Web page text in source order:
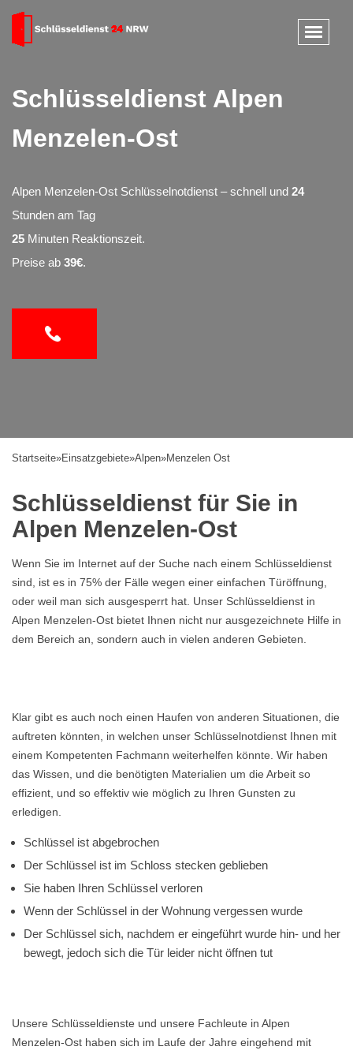
Schlüsseldienst Alpen
Menzelen-Ost
Alpen Menzelen-Ost Schlüsselnotdienst – schnell und 24
Stunden am Tag
25 Minuten Reaktionszeit.
Preise ab 39€.
Startseite»Einsatzgebiete»Alpen»Menzelen Ost
Schlüsseldienst für Sie in
Alpen Menzelen-Ost
Wenn Sie im Internet auf der Suche nach einem Schlüsseldienst
sind, ist es in 75% der Fälle wegen einer einfachen Türöffnung,
oder weil man sich ausgesperrt hat. Unser Schlüsseldienst in
Alpen Menzelen-Ost bietet Ihnen nicht nur ausgezeichnete Hilfe in
dem Bereich an, sondern auch in vielen anderen Gebieten.
Klar gibt es auch noch einen Haufen von anderen Situationen, die
auftreten könnten, in welchen unser Schlüsselnotdienst Ihnen mit
einem Kompetenten Fachmann weiterhelfen könnte. Wir haben
das Wissen, und die benötigten Materialien um die Arbeit so
effizient, und so effektiv wie möglich zu Ihren Gunsten zu
erledigen.
Schlüssel ist abgebrochen
Der Schlüssel ist im Schloss stecken geblieben
Sie haben Ihren Schlüssel verloren
Wenn der Schlüssel in der Wohnung vergessen wurde
Der Schlüssel sich, nachdem er eingeführt wurde hin- und her
bewegt, jedoch sich die Tür leider nicht öffnen tut
Unsere Schlüsseldienste und unsere Fachleute in Alpen
Menzelen-Ost haben sich im Laufe der Jahre eingehend mit